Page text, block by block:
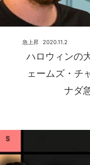
ハロウィンの
ェームズ・チ
ナダ
2020.11.2
急上昇